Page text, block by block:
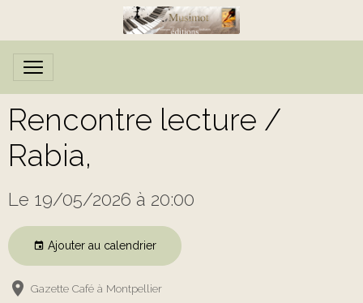
Rencontre lecture /
Rabia,
Le 19/05/2026 à 20:00
Ajouter au calendrier
Gazette Café à Montpellier